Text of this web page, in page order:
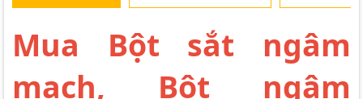
Mua Bột sắt ngâm
mạch, Bột ngâm